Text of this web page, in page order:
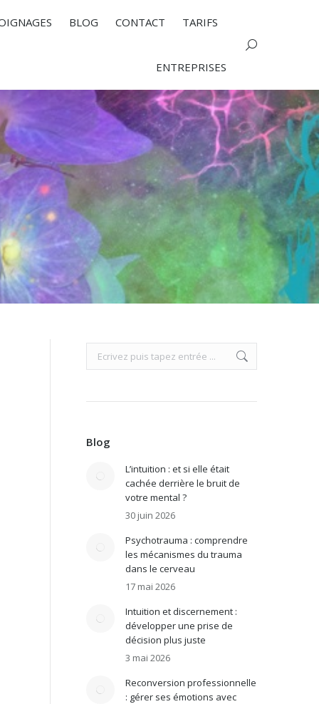
BLOG CONTACT TARIFS
ENTREPRISES
Search:
Blog
L’intuition : et si elle était
cachée derrière le bruit de
votre mental ?
30 juin 2026
Psychotrauma : comprendre
les mécanismes du trauma
dans le cerveau
17 mai 2026
Intuition et discernement :
développer une prise de
décision plus juste
3 mai 2026
Reconversion professionnelle
: gérer ses émotions avec